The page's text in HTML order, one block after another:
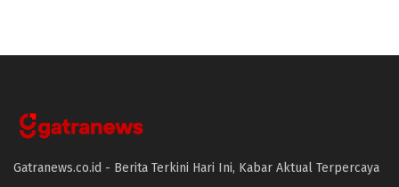
Gatranews.co.id - Berita Terkini Hari Ini, Kabar Aktual Terpercaya